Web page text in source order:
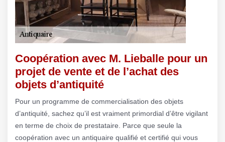
Coopération avec M. Lieballe pour un
projet de vente et de l’achat des
objets d’antiquité
Pour un programme de commercialisation des objets
d’antiquité, sachez qu’il est vraiment primordial d’être vigilant
en terme de choix de prestataire. Parce que seule la
coopération avec un antiquaire qualifié et certifié qui vous